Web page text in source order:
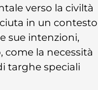
verso la civiltà
in un contesto
sue intenzioni,
la necessità
targhe speciali